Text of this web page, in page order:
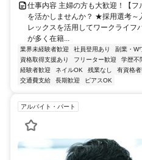
仕事内容 主婦の方も大歓迎！【
を活かしませんか？ ★採用選考
レックスを活用してワークライ
が多く在籍...
業界未経験者歓迎 社員登用あり 副業・W
資格取得支援あり
フリーター歓迎 学歴不
経験者歓迎
ネイルOK 残業なし 有資格
交通費支給
長期歓迎 ピアスOK
アルバイト・パート